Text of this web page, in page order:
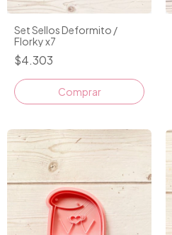
Set Sellos Deformito /
Florky x7
$4.303